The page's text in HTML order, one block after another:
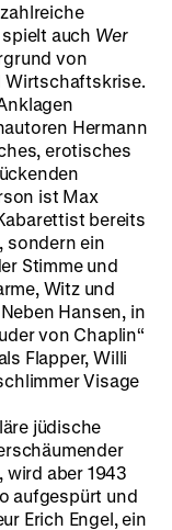
auch Wer
von
Wirtschaftskrise.
Hermann
erotisches
ist Max
bereits
sondern ein
Stimme und
Witz und
Hansen, in
von Chaplin“
Flapper, Willi
Visage
jüdische
wird aber 1943
aufgespürt und
Erich Engel, ein